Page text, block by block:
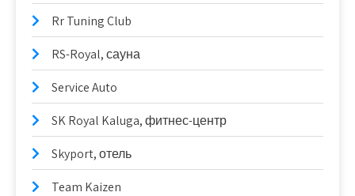
Rr Tuning Club
RS-Royal, сауна
Service Auto
SK Royal Kaluga, фитнес-центр
Skyport, отель
Team Kaizen